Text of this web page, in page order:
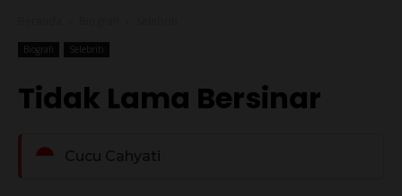
Biografi Selebriti
Tidak Lama Bersinar
Cucu Cahyati